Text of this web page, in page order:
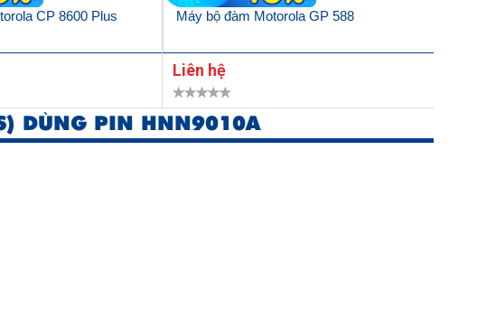
CP 8600 Plus Máy bộ đàm Motorola GP 588
Liên hệ
DÙNG PIN HNN9010A